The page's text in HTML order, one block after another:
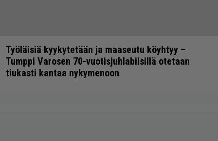
Työläisiä kyykytetään ja maaseutu köyhtyy –
Tumppi Varosen 70-vuotisjuhlabiisillä otetaan
tiukasti kantaa nykymenoon